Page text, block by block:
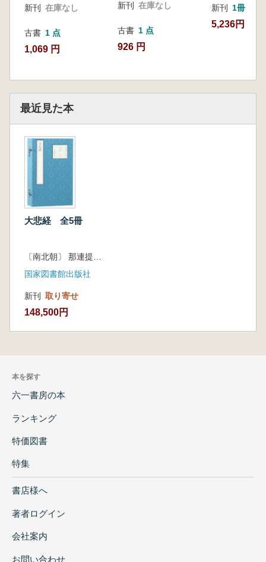
新刊 在庫なし
古書 1 点
1,069 円
新刊 在庫なし
古書 1 点
926 円
新刊 1冊
5,236円
最近見た本
大悲経 全5冊
国家図書館出版社
新刊 取り寄せ
148,500円
本を探す
六一書房の本
ランキング
特価図書
特集
書店様へ
著者ログイン
会社案内
お問い合わせ